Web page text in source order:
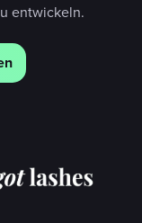
entwickeln.